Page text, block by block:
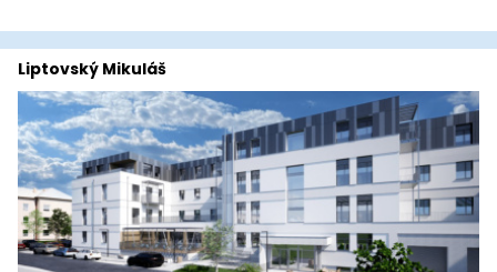
Liptovský Mikuláš